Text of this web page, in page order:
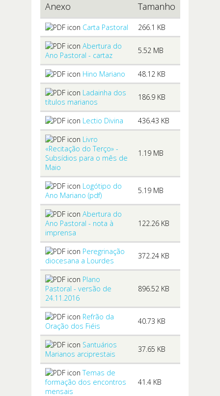
Anexo Tamanho
Carta Pastoral
266.1 KB
Abertura do
Ano Pastoral - cartaz
5.52 MB
Hino Mariano
48.12 KB
Ladainha dos
títulos marianos
186.9 KB
Lectio Divina
436.43 KB
Livro
«Recitação do Terço» -
Subsídios para o mês de
Maio
1.19 MB
Logótipo do
Ano Mariano (pdf)
5.19 MB
Abertura do
Ano Pastoral - nota à
imprensa
122.26 KB
Peregrinação
diocesana a Lourdes
372.24 KB
Plano
Pastoral - versão de
24.11.2016
896.52 KB
Refrão da
Oração dos Fiéis
40.73 KB
Santuários
Marianos arciprestais
37.65 KB
Temas de
formação dos encontros
mensais
41.4 KB